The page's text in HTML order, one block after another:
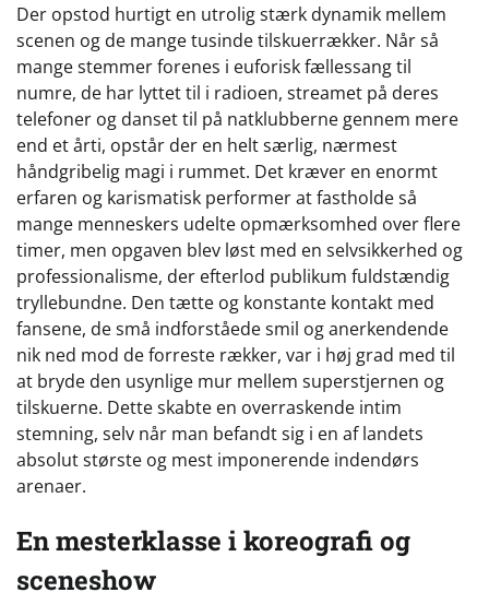
Der opstod hurtigt en utrolig stærk dynamik mellem
scenen og de mange tusinde tilskuerrækker. Når så
mange stemmer forenes i euforisk fællessang til
numre, de har lyttet til i radioen, streamet på deres
telefoner og danset til på natklubberne gennem mere
end et årti, opstår der en helt særlig, nærmest
håndgribelig magi i rummet. Det kræver en enormt
erfaren og karismatisk performer at fastholde så
mange menneskers udelte opmærksomhed over flere
timer, men opgaven blev løst med en selvsikkerhed og
professionalisme, der efterlod publikum fuldstændig
tryllebundne. Den tætte og konstante kontakt med
fansene, de små indforståede smil og anerkendende
nik ned mod de forreste rækker, var i høj grad med til
at bryde den usynlige mur mellem superstjernen og
tilskuerne. Dette skabte en overraskende intim
stemning, selv når man befandt sig i en af landets
absolut største og mest imponerende indendørs
arenaer.
En mesterklasse i koreografi og
sceneshow